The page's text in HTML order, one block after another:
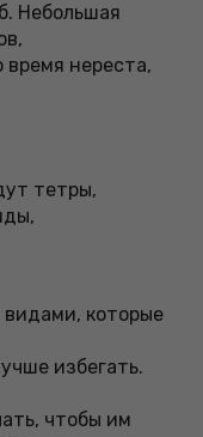
Небольшая
нереста,
тетры,
видами, которые
избегать.
чтобы им